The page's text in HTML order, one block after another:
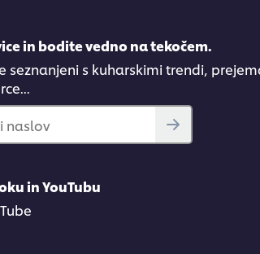
in bodite vedno na tekočem.
seznanjeni s kuharskimi trendi,
naslov
in YouTubu